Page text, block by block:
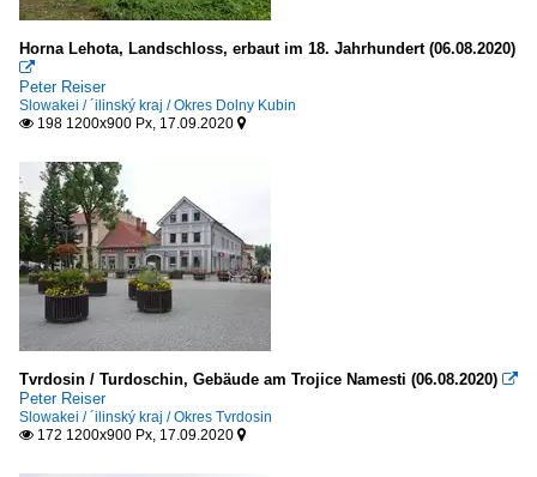
Horna Lehota, Landschloss, erbaut im 18. Jahrhundert (06.08.2020)

Peter Reiser
Slowakei / ´ilinský kraj / Okres Dolny Kubin
 198 1200x900 Px, 17.09.2020 
Tvrdosin / Turdoschin, Gebäude am Trojice Namesti (06.08.2020) 
Peter Reiser
Slowakei / ´ilinský kraj / Okres Tvrdosin
 172 1200x900 Px, 17.09.2020 